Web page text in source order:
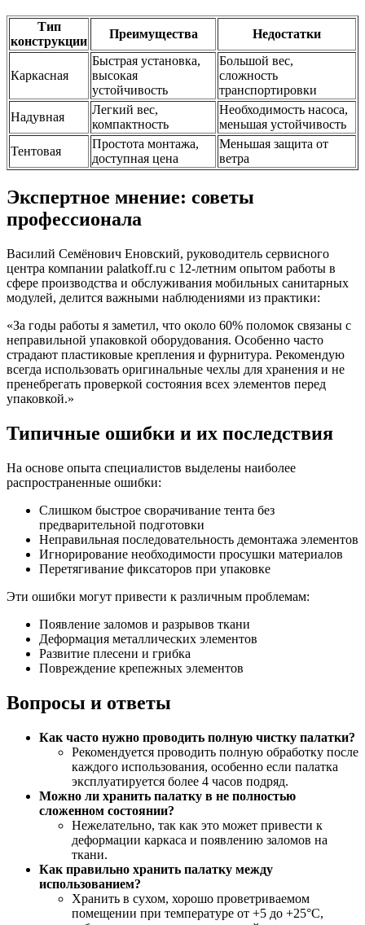
Тип
конструкции
Преимущества Недостатки
Каркасная
Быстрая установка,
высокая
устойчивость
Большой вес,
сложность
транспортировки
Надувная
Легкий вес,
компактность
Необходимость насоса,
меньшая устойчивость
Тентовая
Простота монтажа,
доступная цена
Меньшая защита от
ветра
Экспертное мнение: советы
профессионала
Василий Семёнович Еновский, руководитель сервисного
центра компании palatkoff.ru с 12-летним опытом работы в
сфере производства и обслуживания мобильных санитарных
модулей, делится важными наблюдениями из практики:
«За годы работы я заметил, что около 60% поломок связаны с
неправильной упаковкой оборудования. Особенно часто
страдают пластиковые крепления и фурнитура. Рекомендую
всегда использовать оригинальные чехлы для хранения и не
пренебрегать проверкой состояния всех элементов перед
упаковкой.»
Типичные ошибки и их последствия
На основе опыта специалистов выделены наиболее
распространенные ошибки:
Слишком быстрое сворачивание тента без
предварительной подготовки
Неправильная последовательность демонтажа элементов
Игнорирование необходимости просушки материалов
Перетягивание фиксаторов при упаковке
Эти ошибки могут привести к различным проблемам:
Появление заломов и разрывов ткани
Деформация металлических элементов
Развитие плесени и грибка
Повреждение крепежных элементов
Вопросы и ответы
Как часто нужно проводить полную чистку палатки?
Рекомендуется проводить полную обработку после
каждого использования, особенно если палатка
эксплуатируется более 4 часов подряд.
Можно ли хранить палатку в не полностью
сложенном состоянии?
Нежелательно, так как это может привести к
деформации каркаса и появлению заломов на
ткани.
Как правильно хранить палатку между
использованием?
Хранить в сухом, хорошо проветриваемом
помещении при температуре от +5 до +25°C,